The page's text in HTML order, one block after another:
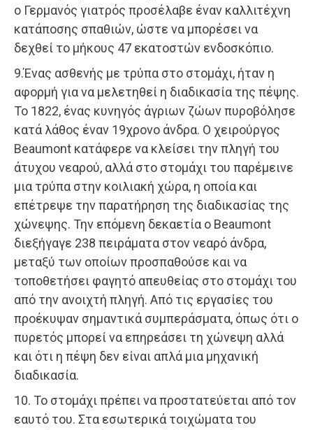
ο Γερμανός γιατρός προσέλαβε έναν καλλιτέχνη
κατάποσης σπαθιών, ώστε να μπορέσει να
δεχθεί το μήκους 47 εκατοστών ενδοσκόπιο.
9.Ένας ασθενής με τρύπα στο στομάχι, ήταν η
αφορμή για να μελετηθεί η διαδικασία της πέψης.
Το 1822, ένας κυνηγός άγριων ζώων πυροβόλησε
κατά λάθος έναν 19χρονο άνδρα. Ο χειρούργος
Beaumont κατάφερε να κλείσει την πληγή του
άτυχου νεαρού, αλλά στο στομάχι του παρέμεινε
μια τρύπα στην κοιλιακή χώρα, η οποία και
επέτρεψε την παρατήρηση της διαδικασίας της
χώνεψης. Την επόμενη δεκαετία ο Beaumont
διεξήγαγε 238 πειράματα στον νεαρό άνδρα,
μεταξύ των οποίων προσπαθούσε και να
τοποθετήσει φαγητό απευθείας στο στομάχι του
από την ανοιχτή πληγή. Από τις εργασίες του
προέκυψαν σημαντικά συμπεράσματα, όπως ότι ο
πυρετός μπορεί να επηρεάσει τη χώνεψη αλλά
και ότι η πέψη δεν είναι απλά μια μηχανική
διαδικασία.
10. Το στομάχι πρέπει να προστατεύεται από τον
εαυτό του. Στα εσωτερικά τοιχώματα του